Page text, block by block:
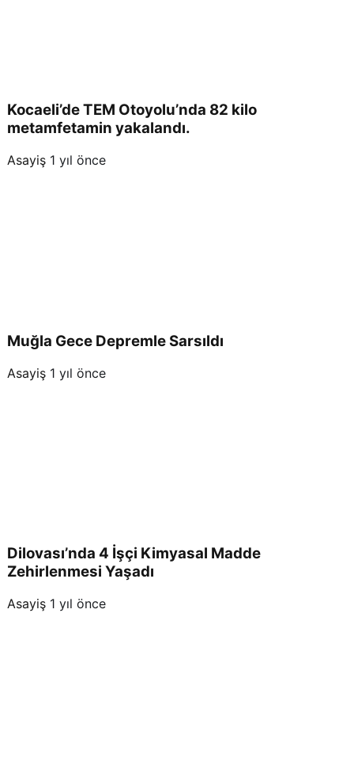
Kocaeli’de TEM Otoyolu’nda 82 kilo
metamfetamin yakalandı.
Asayiş 1 yıl önce
Muğla Gece Depremle Sarsıldı
Asayiş 1 yıl önce
Dilovası’nda 4 İşçi Kimyasal Madde
Zehirlenmesi Yaşadı
Asayiş 1 yıl önce